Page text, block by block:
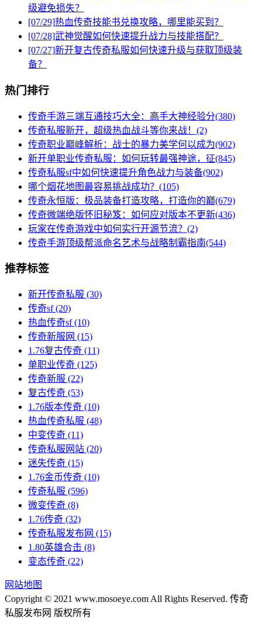
级避免损失？
[07/29]热血传奇技能书兑换攻略，哪里能买到？
[07/28]武神觉醒如何快速提升战力与技能搭配？
[07/27]新开复古传奇私服如何快速升级与获取顶级装
备？
热门排行
传奇手游三端互通技巧大全：高手大神经验分(380)
传奇私服新开，超级热血战斗等你来战！(2)
传奇职业巅峰解析：战士的暴力美学何以成为(902)
新开单职业传奇私服：如何玩转最强神途，征(845)
传奇私服sf中如何快速提升角色战力与装备(902)
哪个烟花地图最容易挑战成功？(105)
传奇永恒版：极品装备打造攻略，打造你的巅(679)
传奇微端绝版怀旧秘笈：如何应对版本不更新(436)
玩家在传奇游戏中如何实行开源节流？(2)
传奇手游顶级帮派命名艺术与战略制霸指南(544)
推荐标签
新开传奇私服 (30)
传奇sf(20)
热血传奇sf(10)
传奇新服网 (15)
1.76复古传奇 (11)
单职业传奇 (125)
传奇新服 (22)
复古传奇 (53)
1.76版本传奇 (10)
热血传奇私服 (48)
中变传奇 (11)
传奇私服网站 (20)
迷失传奇 (15)
1.76金币传奇 (10)
传奇私服 (596)
微变传奇 (8)
1.76传奇 (32)
传奇私服发布网 (15)
1.80英雄合击 (8)
变态传奇 (22)
网站地图
Copyright © 2021 www.mosoeye.com All Rights Reserved. 传奇
私服发布网 版权所有